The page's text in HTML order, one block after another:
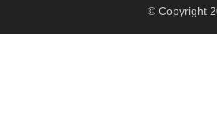
© Copyright